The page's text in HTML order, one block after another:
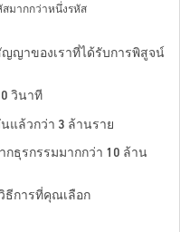
มากกว่าหนึ่งรหัส
ญาของเราที่ได้รับการพิสูจน์
วินาที
แล้วกว่า 3 ล้านราย
กธุรกรรมมากกว่า 10 ล้าน
ธีการที่คุณเลือก